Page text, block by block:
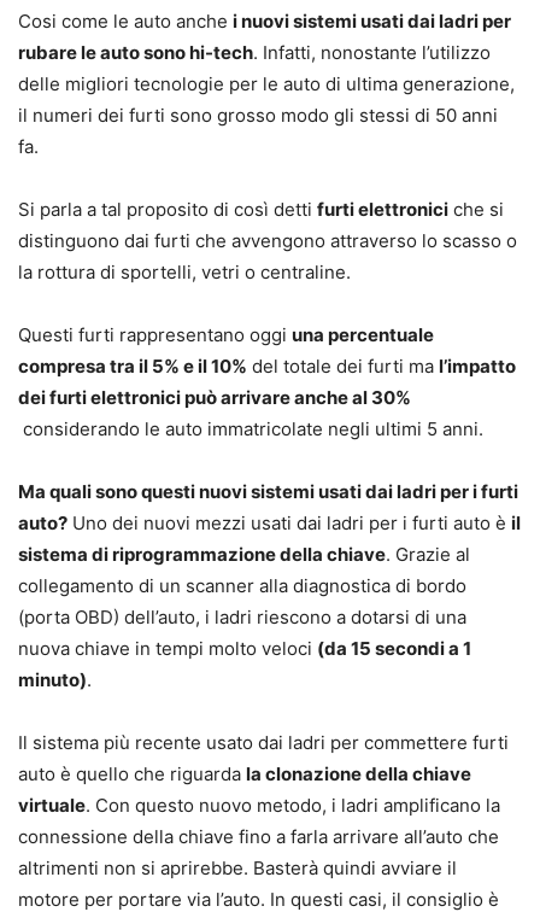
Cosi come le auto anche i nuovi sistemi usati dai ladri per
rubare le auto sono hi-tech. Infatti, nonostante l’utilizzo
delle migliori tecnologie per le auto di ultima generazione,
il numeri dei furti sono grosso modo gli stessi di 50 anni
fa.
Si parla a tal proposito di così detti furti elettronici che si
distinguono dai furti che avvengono attraverso lo scasso o
la rottura di sportelli, vetri o centraline.
Questi furti rappresentano oggi una percentuale
compresa tra il 5% e il 10% del totale dei furti ma l’impatto
dei furti elettronici può arrivare anche al 30%
considerando le auto immatricolate negli ultimi 5 anni.
Ma quali sono questi nuovi sistemi usati dai ladri per i furti
auto? Uno dei nuovi mezzi usati dai ladri per i furti auto è il
sistema di riprogrammazione della chiave. Grazie al
collegamento di un scanner alla diagnostica di bordo
(porta OBD) dell’auto, i ladri riescono a dotarsi di una
nuova chiave in tempi molto veloci (da 15 secondi a 1
minuto).
Il sistema più recente usato dai ladri per commettere furti
auto è quello che riguarda la clonazione della chiave
virtuale. Con questo nuovo metodo, i ladri amplificano la
connessione della chiave fino a farla arrivare all’auto che
altrimenti non si aprirebbe. Basterà quindi avviare il
motore per portare via l’auto. In questi casi, il consiglio è